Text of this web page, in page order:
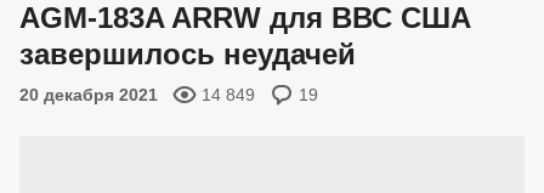
AGM-183A ARRW для ВВС США
завершилось неудачей
20 декабря 2021 14 849 19